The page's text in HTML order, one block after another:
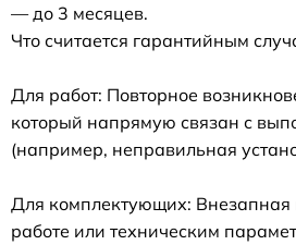
— до 3 месяцев.
Что считается гарантийным
Для работ: Повторное
который напрямую связан с
(например, неправильная
Для комплектующих: Внезапная
работе или техническим